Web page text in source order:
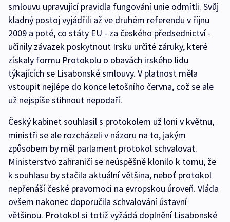
smlouvu upravující pravidla fungování unie odmítli. Svůj
kladný postoj vyjádřili až ve druhém referendu v říjnu
2009 a poté, co státy EU - za českého předsednictví -
učinily závazek poskytnout Irsku určité záruky, které
získaly formu Protokolu o obavách irského lidu
týkajících se Lisabonské smlouvy. V platnost měla
vstoupit nejlépe do konce letošního června, což se ale
už nejspíše stihnout nepodaří.
Český kabinet souhlasil s protokolem už loni v květnu,
ministři se ale rozcházeli v názoru na to, jakým
způsobem by měl parlament protokol schvalovat.
Ministerstvo zahraničí se neúspěšně klonilo k tomu, že
k souhlasu by stačila aktuální většina, neboť protokol
nepřenáší české pravomoci na evropskou úroveň. Vláda
ovšem nakonec doporučila schvalování ústavní
většinou. Protokol si totiž vyžádá doplnění Lisabonské